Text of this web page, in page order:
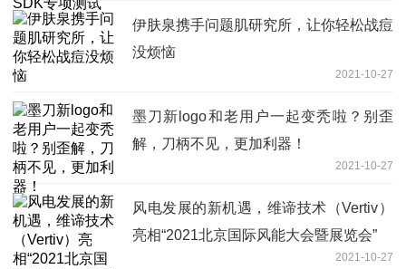
伊肤泉携手问题肌研究所，让你轻松战痘
没烦恼
2021-10-27
墨刀新logo和老用户一起变秃啦？别歪
解，刀柄不见，更加利器！
2021-10-27
风电发展的新机遇，维谛技术（Vertiv）
亮相“2021北京国际风能大会暨展览会”
2021-10-27